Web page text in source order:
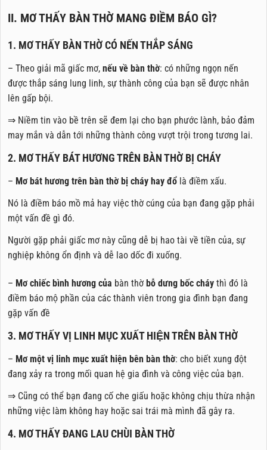
II. MƠ THẤY BÀN THỜ MANG ĐIỀM BÁO GÌ?
1. MƠ THẤY BÀN THỜ CÓ NẾN THẮP SÁNG
– Theo giải mã giấc mơ, nếu về bàn thờ: có những ngọn nến
được thắp sáng lung linh, sự thành công của bạn sẽ được nhân
lên gấp bội.
⇒ Niềm tin vào bề trên sẽ đem lại cho bạn phước lành, bảo đảm
may mắn và dẫn tới những thành công vượt trội trong tương lai.
2. MƠ THẤY BÁT HƯƠNG TRÊN BÀN THỜ BỊ CHÁY
– Mơ bát hương trên bàn thờ bị cháy hay đổ là điềm xấu.
Nó là điềm báo mồ mả hay việc thờ cúng của bạn đang gặp phải
một vấn đề gì đó.
Người gặp phải giấc mơ này cũng dễ bị hao tài về tiền của, sự
nghiệp không ổn định và dễ lao dốc đi xuống.
– Mơ chiếc bình hương của bàn thờ bỗ dưng bốc cháy thì đó là
điềm báo mộ phần của các thành viên trong gia đình bạn đang
gặp vấn đề
3. MƠ THẤY VỊ LINH MỤC XUẤT HIỆN TRÊN BÀN THỜ
– Mơ một vị linh mục xuất hiện bên bàn thờ: cho biết xung đột
đang xảy ra trong mối quan hệ gia đình và công việc của bạn.
⇒ Cũng có thể bạn đang cố che giấu hoặc không chịu thừa nhận
những việc làm không hay hoặc sai trái mà mình đã gây ra.
4. MƠ THẤY ĐANG LAU CHÙI BÀN THỜ